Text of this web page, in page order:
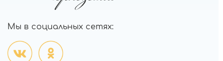
Мы в социальных сетях: